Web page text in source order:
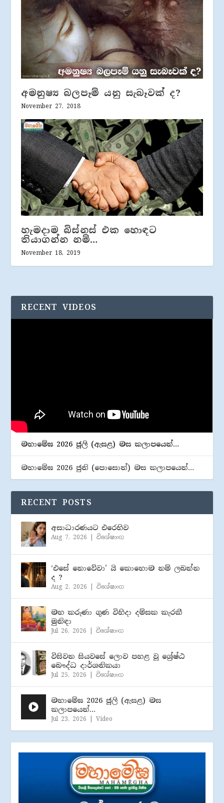
අමනුෂ්‍ය බලපෑම් යනු සැබෑවක් ද?
November 27, 2018
හැමදාම බිස්නස් එක හොඳට
තියාගන්න නම්…
November 18, 2019
RECENT VIDEOS
මහාමේඝ 2026 ජූලි (​ඇසළ) මස කලාපයෙන්…
මහාමේඝ 2026 ජුනි (​පොසොන්) මස කලාපයෙන්…
RECENT POSTS
අසාධාරණයට එරෙහිව
Aug 7, 2026 |විශේෂාංග
‘එසේ නොවේවා’ යි කොහොම නම් ලබන්න
ද ?
Aug 2, 2026 |විශේෂාංග
මහ කරුණා ගුණ විහිදා දම්සක කැරකී
මුනිඳා
Jul 26, 2026 |විශේෂාංග
විසිවන සියවසේ ලොව පහළ වූ ශ්‍රේෂ්ඨ
බෞද්ධ දාර්ශනිකයා
Jul 25, 2026 |විශේෂාංග
මහාමේඝ 2026 ජූලි (​ඇසළ) මස
කලාපයෙන්…
Jul 23, 2026 |Video